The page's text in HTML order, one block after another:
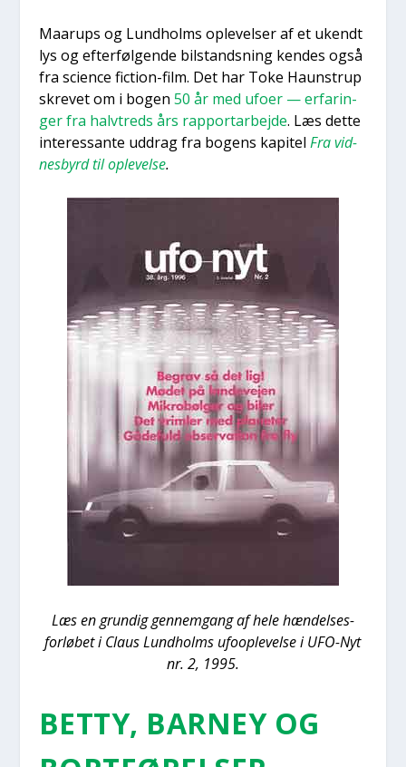
Maarups og Lund­holms ople­vel­ser af et ukendt
lys og efter­føl­gen­de bil­stands­ning ken­des også
fra sci­en­ce fiction-film. Det har Toke Haun­strup
skre­vet om i bogen 50 år med ufo­er — erfa­rin­
ger fra halv­treds års rap­port­ar­bej­de. Læs det­te
inter­es­san­te uddrag fra bogens kapi­tel Fra vid­
nes­byrd til ople­vel­se.
Læs en grun­dig gen­nem­gang af hele hæn­del­ses-
for­lø­bet i Claus Lund­holms ufoop­le­vel­se i UFO-Nyt
nr. 2, 1995.
BET­TY, BAR­NEY OG